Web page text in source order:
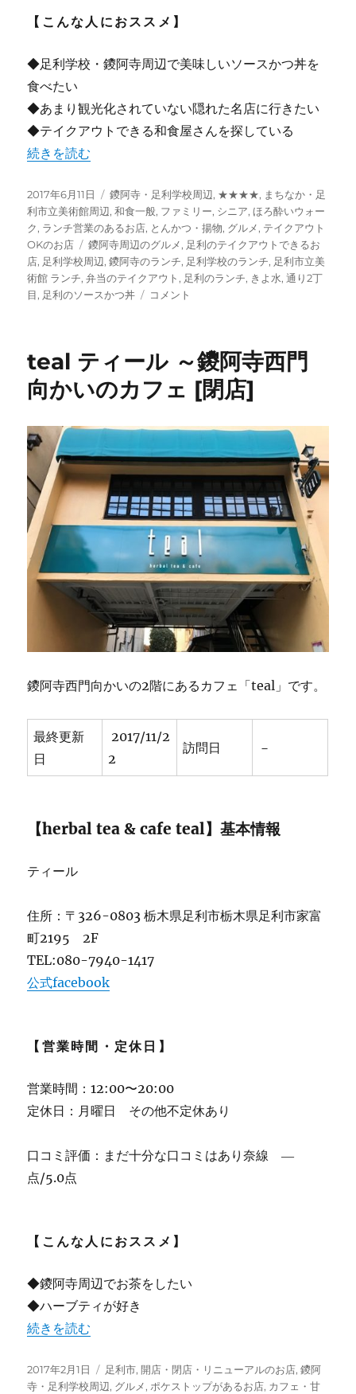
【こんな人におススメ】
◆足利学校・鑁阿寺周辺で美味しいソースかつ丼を
食べたい
◆あまり観光化されていない隠れた名店に行きたい
◆テイクアウトできる和食屋さんを探している
“【足利】”きよ水” ソースかつ丼が美味しい隠れた
続きを読む
投
稿
日:
2017年6月11日
カ
テ
ゴ
リ
ー
鑁阿寺・足利学校周辺, ★★★★, まちなか・足
利市立美術館周辺,和食一般, ファミリー, シニア,ほろ酔いウォー
ク, ランチ営業のあるお店, とんかつ・揚物, グルメ, テイクアウト
OKのお店
タ
グ
鑁阿寺周辺のグルメ, 足利のテイクアウトできるお
店, 足利学校周辺,鑁阿寺のランチ, 足利学校のランチ, 足利市立美
術館 ランチ,弁当のテイクアウト , 足利のランチ, きよ水,通り2丁
目, 足利のソースかつ丼
【足
ソ
ス
つ
が
美
味
し
い
隠
れ
た
名
店
テ
イ
ア
ウ
OK
料
酒
コメント
teal ティール ～鑁阿寺西門
向かいのカフェ [閉店]
鑁阿寺西門向かいの2階にあるカフェ「teal」です。
最終更新
日
2017/11/2
2
訪問日 －
【herbal tea & cafe teal】基本情報
ティール
住所：〒326-0803 栃木県足利市栃木県足利市家富
町2195 2F
TEL:080-7940-1417
公式facebook
【営業時間・定休日】
営業時間：12:00〜20:00
定休日：月曜日 その他不定休あり
口コミ評価：まだ十分な口コミはあり奈線 ―
点/5.0点
【こんな人におススメ】
◆鑁阿寺周辺でお茶をしたい
◆ハーブティが好き
“teal ティール ～鑁阿寺西門向かいのカフェ [閉店]” の
続きを読む
投
稿
2017年2月1日
カ
テ
足利市, 開店・閉店・リニューアルのお店,鑁阿
寺・足利学校周辺, グルメ,ポケストップがあるお店, カフェ・甘